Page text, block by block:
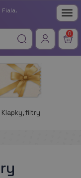
0
Klapky, filtry